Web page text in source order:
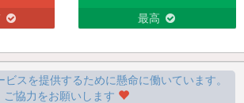
最高
スを提供するために懸命に働いています。
ご協力をお願いします